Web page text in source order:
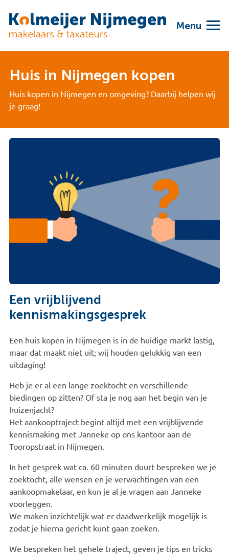
Menu
Huis in Nijmegen kopen
Huis kopen in Nijmegen en omgeving? Daarbij helpen wij
je graag!
Een vrijblijvend
kennismakingsgesprek
Een huis kopen in Nijmegen is in de huidige markt lastig,
maar dat maakt niet uit; wij houden gelukkig van een
uitdaging!
Heb je er al een lange zoektocht en verschillende
biedingen op zitten? Of sta je nog aan het begin van je
huizenjacht?
Het aankooptraject begint altijd met een vrijblijvende
kennismaking met Janneke op ons kantoor aan de
Tooropstraat in Nijmegen.
In het gesprek wat ca. 60 minuten duurt bespreken we je
zoektocht, alle wensen en je verwachtingen van een
aankoopmakelaar, en kun je al je vragen aan Janneke
voorleggen.
We maken inzichtelijk wat er daadwerkelijk mogelijk is
zodat je hierna gericht kunt gaan zoeken.
We bespreken het gehele traject, geven je tips en tricks